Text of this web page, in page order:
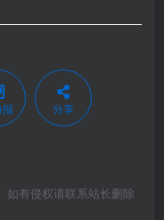
分享
如有侵权请联系站长删除